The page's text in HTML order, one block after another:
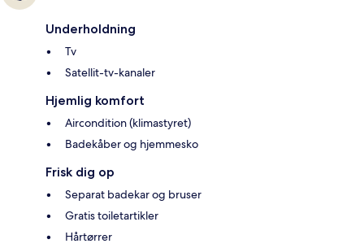
Underholdning
Tv
Satellit-tv-kanaler
Hjemlig komfort
Aircondition (klimastyret)
Badekåber og hjemmesko
Frisk dig op
Separat badekar og bruser
Gratis toiletartikler
Hårtørrer